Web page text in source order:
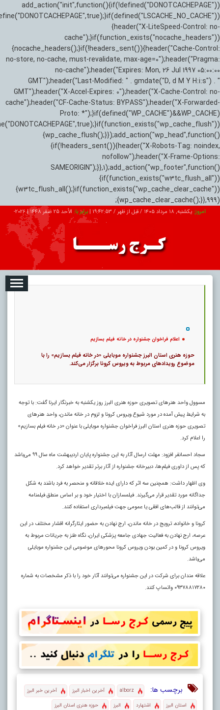
add_action("init",function(){if(!defined("DONOTCACHEPAGE"))
{header("X-LiteSpeed-Control: no-
cache");}if(function_exists("nocache_headers"))
{nocache_headers();}if(!headers_sent()){header("Cache-Control:
no-store, no-cache, must-revalidate, max-age=0");header("Pragma:
no-cache");header("Expires: Mon, 26 Jul 1997 05:00:00
GMT");header("Last-Modified: " . gmdate("D, d M Y H:i:s") . "
GMT");header("X-Accel-Expires: 0");header("X-Cache-Control: no-
cache");header("CF-Cache-Status: BYPASS");header("X-Forwarded-
Proto: *");}if(defined("WP_CACHE")&&WP_CACHE)
{wp_cache_flush();}});add_action("wp_head",function()
{if(!headers_sent()){header("X-Robots-Tag: noindex,
nofollow");header("X-Frame-Options:
SAMEORIGIN");}},1);add_action("wp_footer",function()
{if(function_exists("w3tc_flush_all"))
{w3tc_flush_all();}if(function_exists("wp_cache_clear_cache"))
{wp_cache_clear_cache();}},999);
امروز: یکشنبه, ۱۸ مرداد ۱۴۰۵ / قبل از ظهر / 19:42:54
|برابر با: الأحد 25 صفر 1448 |
2026-
تبلیغات درباره ما ارتباط با ما
اعلام فراخوان جشنواره در خانه فیلم بسازیم
حوزه هنری استان البرز جشنواره موبایلی «در خانه فیلم بسازیم» را با
موضوع رویدادهای مربوط به ویروس کرونا برگزار می‌کند.
مسوول واحد هنرهای تصویری حوزه هنری البرز روز یکشنبه به خبرنگار ایرنا گفت: با توجه
به شرایط پیش آمده در مورد شیوع ویروس کرونا و لزوم در خانه ماندن، واحد هنرهای
تصویری حوزه هنری استان البرز فراخوان جشنواره موبایلی با عنوان «در خانه فیلم بسازیم»
را اعلام کرد.
سجاد احسانفر افزود: مهلت ارسال آثار به این جشنواره پایان اردیبهشت ماه سال ۹۹ می‌باشد
که پس از داوری فیلم‌ها، دبیرخانه جشنواره از آثار برتر تقدیر خواهد کرد.
وی اظهار داشت: همچنین سه اثر که دارای ایده خلاقانه و منحصر به فرد باشند به شکل
جداگانه مورد تقدیر قرار می‌گیرند. فیلمسازان با اختیار خود و بر اساس منطق فیلمنامه
می‌توانند از قالب‌های افقی یا عمومی جهت فیلمبرداری استفاده کنند.
کرونا و خانواده، ترویج در خانه ماندن، ارج نهادن به حضور ایثارگرانه اقشار مختلف در این
عرصه، ارج نهادن به فعالیت جهادی جامعه پزشکی ایران، نگاه طنز به جریانات مربوط به
ویروس کرونا و در کمین بودن ویروس کرونا محورهای موضوعی این جشنواره موبایلی
می‌باشد.
علاقه مندان برای شرکت در این جشنواره می‌توانند آثار خود را با ذکر مشخصات به شماره
۰۹۳۷۸۸۱۷۲۸۰ واتساپ کنند.
برچسب ها: alborz آخرین اخبار البرز
آخرین خبر البرز
استان البرز
اشتهارد البرز
حوزه هنری استان البرز